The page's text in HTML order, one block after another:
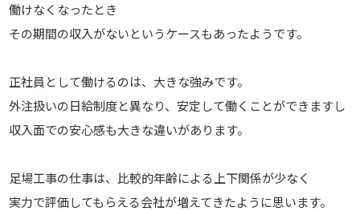
働けなくなったとき
その期間の収入がないというケースもあったようです。
正社員として働けるのは、大きな強みです。
外注扱いの日給制度と異なり、安定して働くことができますし
収入面での安心感も大きな違いがあります。
足場工事の仕事は、比較的年齢による上下関係が少なく
実力で評価してもらえる会社が増えてきたように思います。